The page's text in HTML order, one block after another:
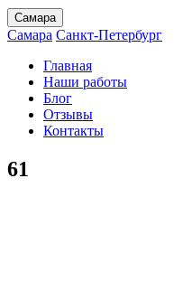
Самара
Самара Санкт-Петербург
Главная
Наши работы
Блог
Отзывы
Контакты
61